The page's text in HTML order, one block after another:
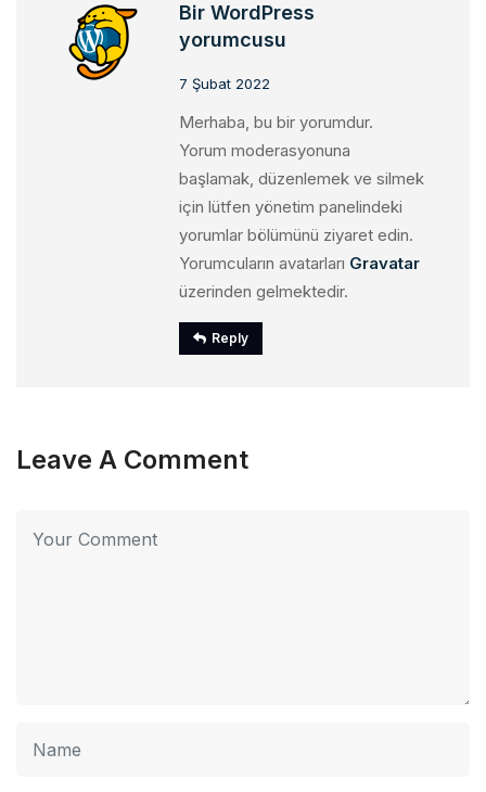
Bir WordPress
yorumcusu
7 Şubat 2022
Merhaba, bu bir yorumdur.
Yorum moderasyonuna
başlamak, düzenlemek ve silmek
için lütfen yönetim panelindeki
yorumlar bölümünü ziyaret edin.
Yorumcuların avatarları Gravatar
üzerinden gelmektedir.
Reply
Leave A Comment